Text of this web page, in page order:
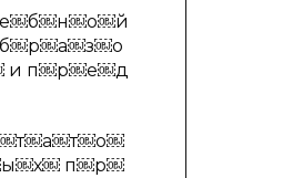
п￼р￼е￼д
п￼р￼